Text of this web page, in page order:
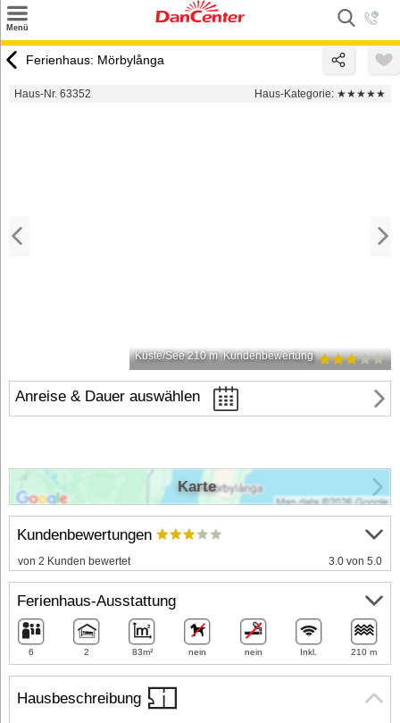
Menü
Urlaubsziele
Ferienhaus: Mörbylånga
Haus-Nr. 63352 Haus-Kategorie: ★★★★★
Küste/See 210 m Kundenbewertung
Anreise & Dauer auswählen
Hausbeschreibung
Kundenbewertungen
von 2 Kunden bewertet 3.0 von 5.0
Ferienhaus-Ausstattung
6 2 83m² nein nein Inkl. 210 m
Karte